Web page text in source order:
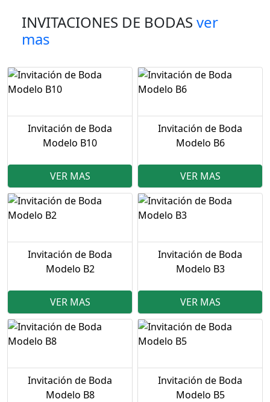
INVITACIONES DE BODAS ver
mas
Invitación de Boda
Modelo B10
VER MAS
Invitación de Boda
Modelo B6
VER MAS
Invitación de Boda
Modelo B2
VER MAS
Invitación de Boda
Modelo B3
VER MAS
Invitación de Boda
Modelo B8
Invitación de Boda
Modelo B5